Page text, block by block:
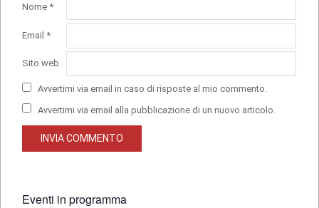
Nome *
Email *
Sito web
Avvertimi via email in caso di risposte al mio commento.
Avvertimi via email alla pubblicazione di un nuovo articolo.
Eventi in programma